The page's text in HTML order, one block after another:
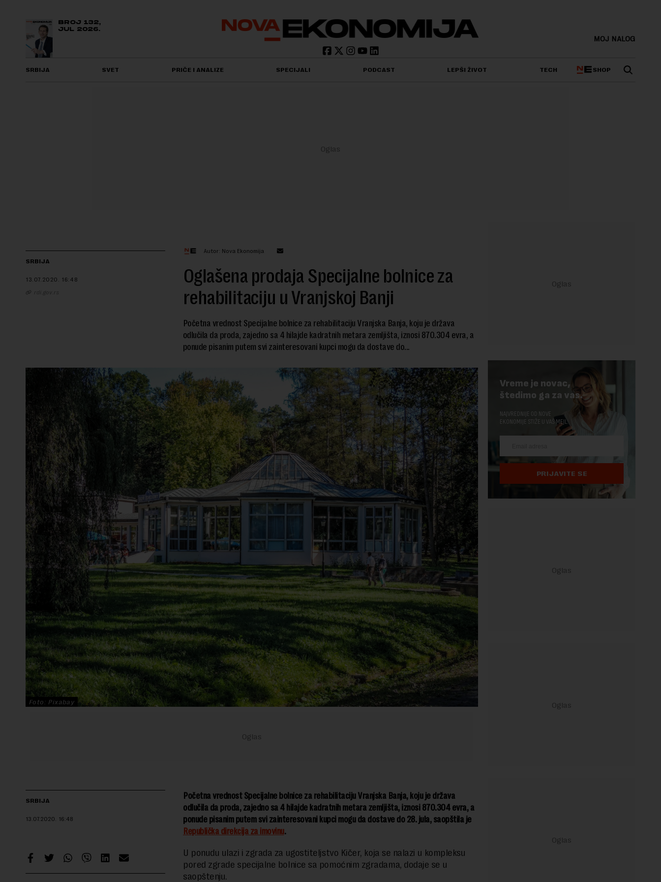
BROJ 132,
JUL 2026.
MOJ NALOG
SRBIJA SVET PRIČE I ANALIZE SPECIJALI PODCAST LEPŠI ŽIVOT TECH SHOP
SRBIJA
13.07.2020. 16:48
rdi.gov.rs
Autor: Nova Ekonomija
Oglašena prodaja Specijalne bolnice za
rehabilitaciju u Vranjskoj Banji
Početna vrednost Specijalne bolnice za rehabilitaciju Vranjska Banja, koju je država
odlučila da proda, zajedno sa 4 hilajde kadratnih metara zemljišta, iznosi 870.304 evra, a
ponude pisanim putem svi zainteresovani kupci mogu da dostave do...
Foto: Pixabay
SRBIJA
13.07.2020. 16:48
Početna vrednost Specijalne bolnice za rehabilitaciju Vranjska Banja, koju je država
odlučila da proda, zajedno sa 4 hilajde kadratnih metara zemljišta, iznosi 870.304 evra, a
ponude pisanim putem svi zainteresovani kupci mogu da dostave do 28. jula, saopštila je
Republička direkcija za imovinu.
U ponudu ulazi i zgrada za ugostiteljstvo Kičer, koja se nalazi u kompleksu
pored zgrade specijalne bolnice sa pomoćnim zgradama, dodaje se u
saopštenju.
Vreme je novac,
štedimo ga za vas.
NAJVREDNIJE OD NOVE
EKONOMIJE STIŽE U VAŠ MEJL.
PRIJAVITE SE